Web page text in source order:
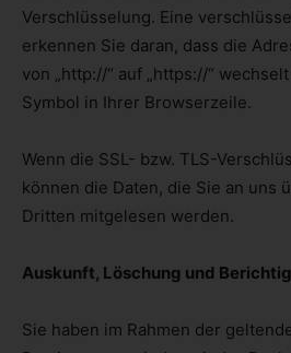
Verschlüsselung. Eine
erkennen Sie daran, dass die
von „http://“ auf „https://“
Symbol in Ihrer Browserzeile.
Wenn die SSL- bzw. TLS-
können die Daten, die Sie an uns
Dritten mitgelesen werden.
Auskunft, Löschung und
Sie haben im Rahmen der